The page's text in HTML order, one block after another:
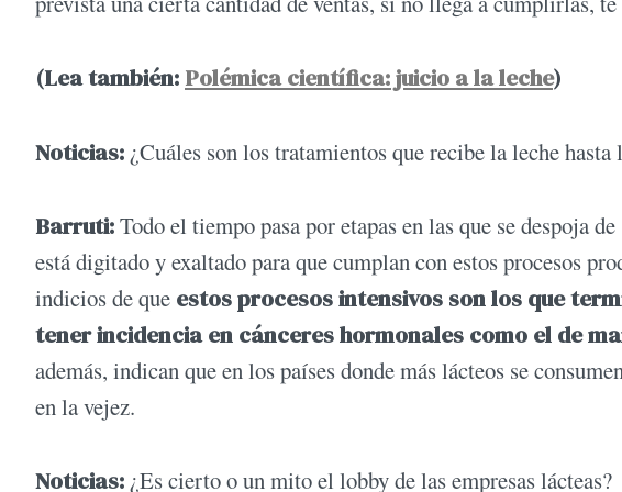
(Lea también: Polémica científica: juicio a la leche)
Noticias: ¿Cuáles son los tratamientos que recibe la leche
Barruti:Todo el tiempo pasa por etapas en las que se despoja
está digitado y exaltado para que cumplan con estos procesos
indicios de que estos procesos intensivos son los que
tener incidencia en cánceres hormonales como el de
además, indican que en los países donde más lácteos se
en la vejez.
Noticias: ¿Es cierto o un mito el lobby de las empresas lácteas?